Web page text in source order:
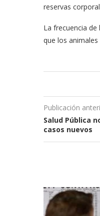
reservas
La frecuencia
que los
Publicación
Salud Pública
casos nuevos